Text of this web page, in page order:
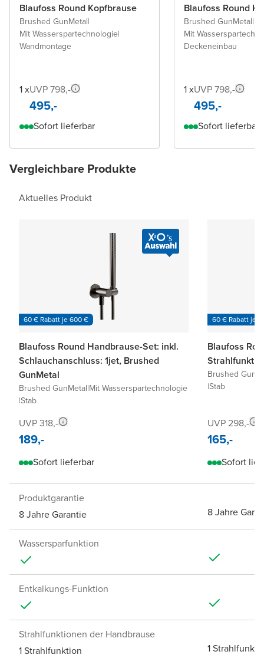
Blaufoss Round Kopfbrause
Brushed GunMetal|
Mit Wasserspartechnologie|
Wandmontage
1 xUVP 798,-
495,-
Sofort lieferbar
Blaufoss Round
Brushed GunMetal|
Mit
Deckeneinbau
1 xUVP 798,-
495,-
Sofort lieferbar
Vergleichbare Produkte
Aktuelles Produkt
60 € Rabatt je 600 €
Blaufoss Round Handbrause-Set: inkl.
Schlauchanschluss: 1jet, Brushed
GunMetal
Brushed GunMetal|Mit Wasserspartechnologie
|Stab
UVP 318,-
189,-
Sofort lieferbar
60 € Rabatt je
Blaufoss
Brushed
|Stab
UVP 298,-
165,-
Sofort
Produktgarantie
8 Jahre Garantie
8 Jahre
Wassersparfunktion
Entkalkungs-Funktion
Strahlfunktionen der Handbrause
1 Strahlfunktion
1